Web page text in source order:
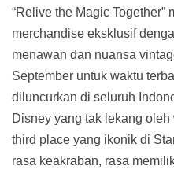
“Relive the Magic Together”
merchandise eksklusif
menawan dan nuansa
September untuk waktu
diluncurkan di seluruh
Disney yang tak lekang
third place yang ikonik di
rasa keakraban, rasa